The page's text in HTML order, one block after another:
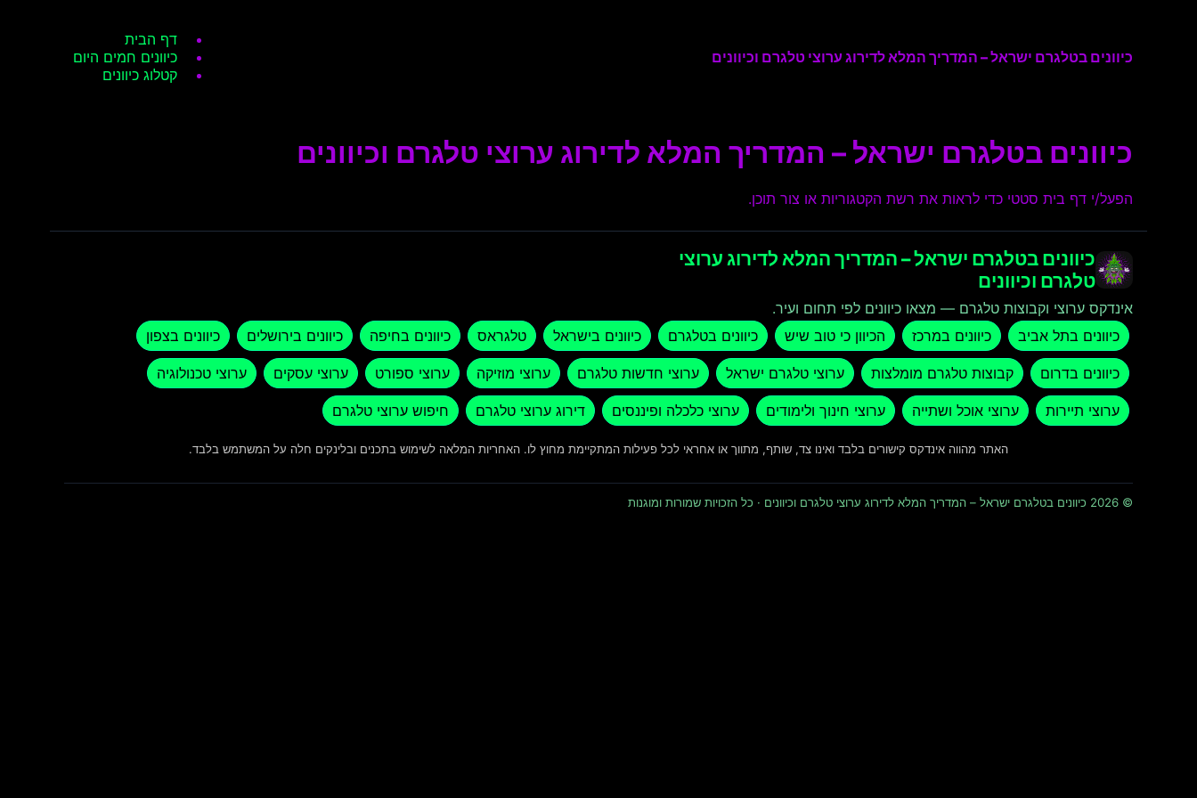
כיוונים בטלגרם ישראל – המדריך המלא לדירוג ערוצי טלגרם וכיוונים
דף הבית
כיוונים חמים היום
קטלוג כיוונים
כיוונים בטלגרם ישראל – המדריך המלא לדירוג ערוצי טלגרם וכיוונים
הפעל/י דף בית סטטי כדי לראות את רשת הקטגוריות או צור תוכן.
כיוונים בטלגרם ישראל – המדריך המלא לדירוג ערוצי
טלגרם וכיוונים
אינדקס ערוצי וקבוצות טלגרם — מצאו כיוונים לפי תחום ועיר.
כיוונים בתל אביב
כיוונים במרכז הכיוון כי טוב שיש כיוונים בטלגרם כיוונים בישראל טלגראס כיוונים בחיפה כיוונים בירושלים כיוונים בצפון
כיוונים בדרום קבוצות טלגרם מומלצות ערוצי טלגרם ישראל ערוצי חדשות טלגרם ערוצי מוזיקה ערוצי ספורט ערוצי עסקים ערוצי טכנולוגיה
ערוצי תיירות ערוצי אוכל ושתייה ערוצי חינוך ולימודים ערוצי כלכלה ופיננסים דירוג ערוצי טלגרם חיפוש ערוצי טלגרם
האתר מהווה אינדקס קישורים בלבד ואינו צד, שותף, מתווך או אחראי לכל פעילות המתקיימת מחוץ לו. האחריות המלאה לשימוש בתכנים ובלינקים חלה על המשתמש בלבד.
© 2026 כיוונים בטלגרם ישראל – המדריך המלא לדירוג ערוצי טלגרם וכיוונים · כל הזכויות שמורות ומוגנות